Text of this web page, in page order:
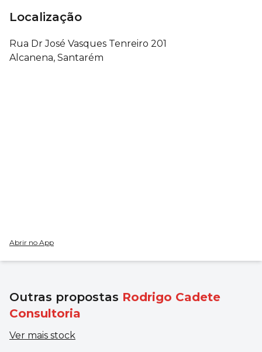
Localização
Rua Dr José Vasques Tenreiro 201
Alcanena, Santarém
Abrir no App
Outras propostas Rodrigo Cadete
Consultoria
Ver mais stock